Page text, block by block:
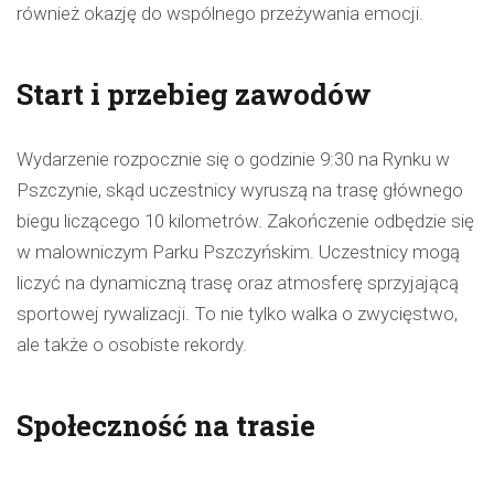
również okazję do wspólnego przeżywania emocji.
Start i przebieg zawodów
Wydarzenie rozpocznie się o godzinie 9:30 na Rynku w
Pszczynie, skąd uczestnicy wyruszą na trasę głównego
biegu liczącego 10 kilometrów. Zakończenie odbędzie się
w malowniczym Parku Pszczyńskim. Uczestnicy mogą
liczyć na dynamiczną trasę oraz atmosferę sprzyjającą
sportowej rywalizacji. To nie tylko walka o zwycięstwo,
ale także o osobiste rekordy.
Społeczność na trasie